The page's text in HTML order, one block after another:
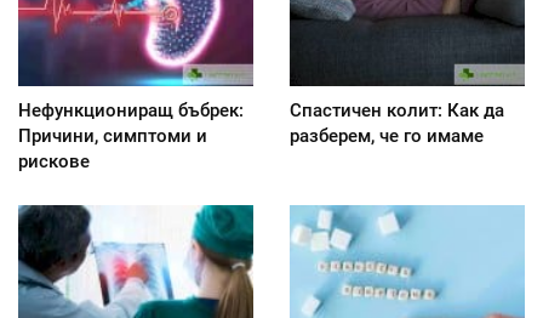
Нефункциониращ бъбрек:
Причини, симптоми и
рискове
Спастичен колит: Как да
разберем, че го имаме